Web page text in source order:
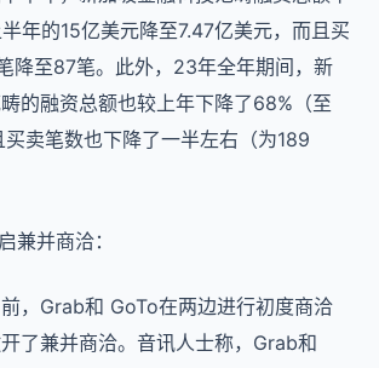
年的15亿美元降至7.47亿美元，而且买
降至87笔。此外，23年全年期间，新
的融资总额也较上年下降了68%（至
卖笔数也下降了一半左右（为189
兼并商洽：
，Grab和 GoTo在两边进行初度商洽
了兼并商洽。音讯人士称，Grab和